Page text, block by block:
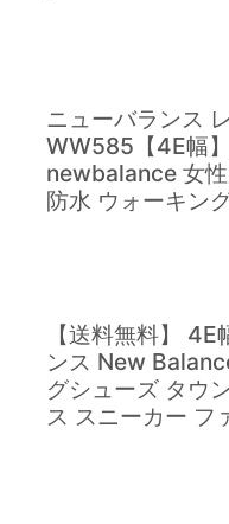
ニューバランス
WW585【4E幅
newbalance 女
防水 ウォーキン
【送料無料】
ンス New
グシューズ タウ
ス スニーカー